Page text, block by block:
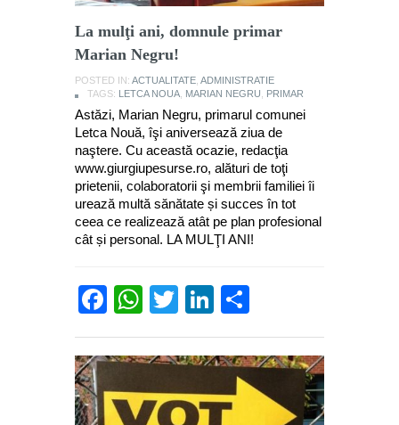
La mulţi ani, domnule primar
Marian Negru!
POSTED IN: ACTUALITATE ADMINISTRATIE
TAGS: LETCA NOUA MARIAN NEGRU PRIMAR
Astăzi, Marian Negru, primarul comunei
Letca Nouă, îşi aniversează ziua de
naştere. Cu această ocazie, redacţia
www.giurgiupesurse.ro, alături de toţi
prietenii, colaboratorii şi membrii familiei îi
urează multă sănătate și succes în tot
ceea ce realizează atât pe plan profesional
cât și personal. LA MULŢI ANI!
Facebook
WhatsApp
TwitterLinkedIn